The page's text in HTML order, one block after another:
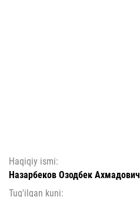
Haqiqiy ismi:
Назарбеков Озодбек Ахмадович
Tug'ilgan kuni: